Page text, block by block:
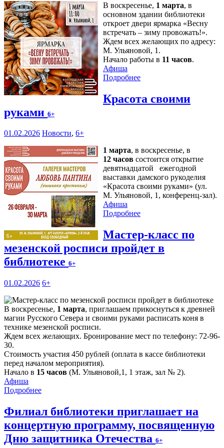
В воскресенье, 1 марта, в
основном здании библиотеки
откроет двери ярмарка «Весну
встречать – зиму провожать!».
Ждем всех желающих по адресу:
М. Ульяновой, 1.
Начало работы в 11 часов.
Афиша
Подробнее
Красота своими
руками 6+
01.02.2026 Новости, 6+
1 марта, в воскресенье, в
12 часов состоится открытие
девятнадцатой ежегодной
выставки дамского рукоделия
«Красота своими руками» (ул.
М. Ульяновой, 1, конференц-зал).
Афиша
Подробнее
Мастер-класс по
мезенской росписи пройдет в
библиотеке 6+
01.02.2026 6+
В воскресенье, 1 марта, приглашаем прикоснуться к древней
магии Русского Севера и своими руками расписать коня в
технике мезенской росписи.
Ждем всех желающих. Бронирование мест по телефону: 72-96-
30.
Стоимость участия 450 рублей (оплата в кассе библиотеки
перед началом мероприятия).
Начало в 15 часов (М. Ульяновой,1, 1 этаж, зал № 2).
Афиша
Подробнее
Филиал библиотеки приглашает на
концертную программу, посвященную
Дню защитника Отечества 6+